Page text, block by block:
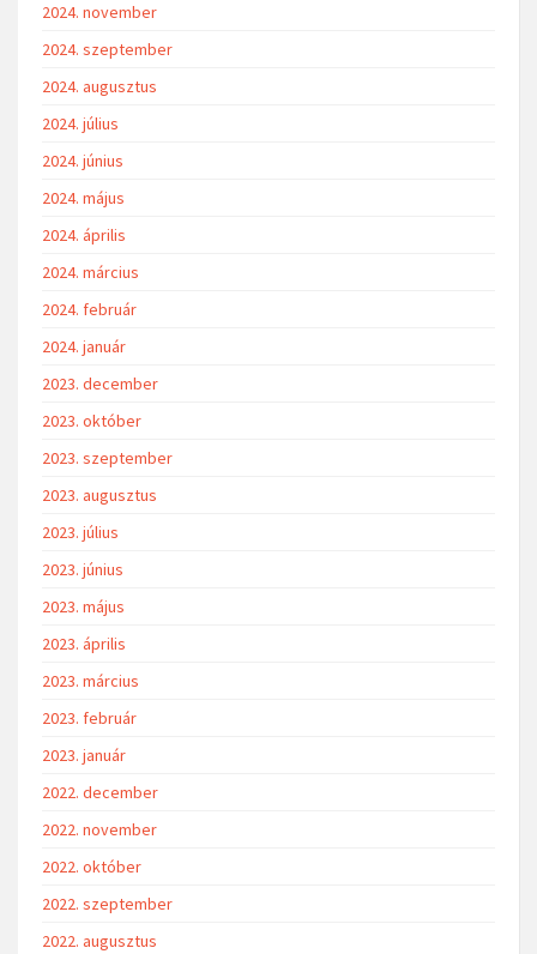
2024. november
2024. szeptember
2024. augusztus
2024. július
2024. június
2024. május
2024. április
2024. március
2024. február
2024. január
2023. december
2023. október
2023. szeptember
2023. augusztus
2023. július
2023. június
2023. május
2023. április
2023. március
2023. február
2023. január
2022. december
2022. november
2022. október
2022. szeptember
2022. augusztus